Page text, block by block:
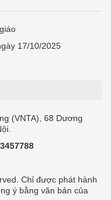
17/10/2025
(VNTA), 68 Dương
Chỉ được phát hành
ý bằng văn bản của